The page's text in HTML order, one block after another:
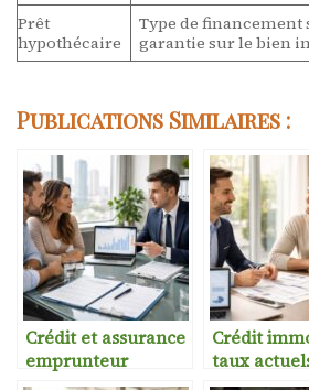
Prêt
hypothécaire
Type de financement
garantie sur le bien
Publications Similaires :
Crédit et assurance
emprunteur
Crédit
taux